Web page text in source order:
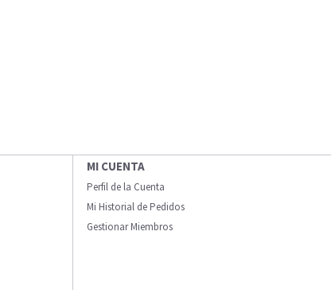
MI CUENTA
Perfil de la Cuenta
Mi Historial de Pedidos
Gestionar Miembros